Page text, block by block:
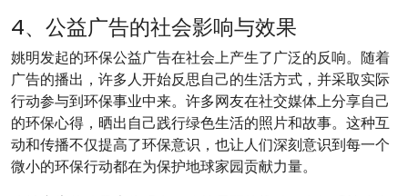
4、公益广告的社会影响与效果
姚明发起的环保公益广告在社会上产生了广泛的反响。随着
广告的播出，许多人开始反思自己的生活方式，并采取实际
行动参与到环保事业中来。许多网友在社交媒体上分享自己
的环保心得，晒出自己践行绿色生活的照片和故事。这种互
动和传播不仅提高了环保意识，也让人们深刻意识到每一个
微小的环保行动都在为保护地球家园贡献力量。